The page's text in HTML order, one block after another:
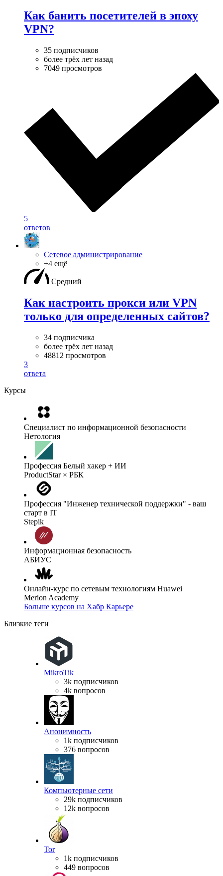
Как банить посетителей в эпоху
VPN?
35 подписчиков
более трёх лет назад
7049 просмотров
5
ответов
Сетевое администрирование
+4 ещё
Средний
Как настроить прокси или VPN
только для определенных сайтов?
34 подписчика
более трёх лет назад
48812 просмотров
3
ответа
Курсы
Специалист по информационной безопасности
Нетология
Профессия Белый хакер + ИИ
ProductStar × РБК
Профессия "Инженер технической поддержки" - ваш
старт в IT
Stepik
Информационная безопасность
АБИУС
Онлайн-курс по сетевым технологиям Huawei
Merion Academy
Больше курсов на Хабр Карьере
Близкие теги
MikroTik
3k подписчиков
4k вопросов
Анонимность
1k подписчиков
376 вопросов
Компьютерные сети
29k подписчиков
12k вопросов
Tor
1k подписчиков
449 вопросов